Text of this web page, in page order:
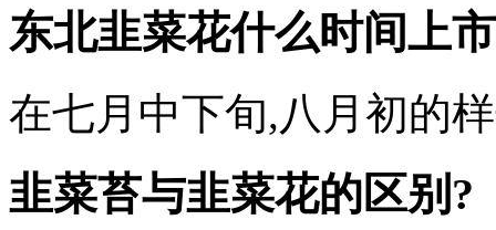
东北韭菜花什么时间上
在七月中下旬,八月初的
韭菜苔与韭菜花的区别?